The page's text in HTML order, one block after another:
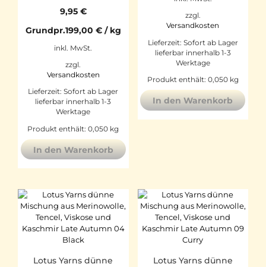
9,95 €
Grundpr.199,00 €/ kg
inkl. MwSt.
zzgl.
Versandkosten
Lieferzeit:Sofort ab Lager
lieferbar innerhalb 1-3
Werktage
Produkt enthält: 0,050 kg
In den Warenkorb
zzgl.
Versandkosten
Lieferzeit: Sofort ab Lager
lieferbar innerhalb 1-3
Werktage
Produkt enthält: 0,050 kg
In den Warenkorb
Lotus Yarns dünne
Lotus Yarns dünne